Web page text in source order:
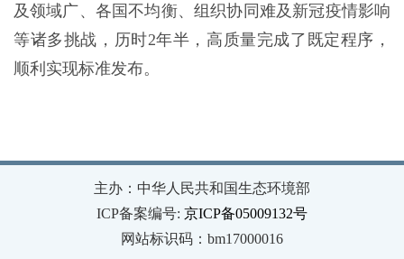
及领域广、各国不均衡、组织协同难及新冠疫情影响
等诸多挑战，历时2年半，高质量完成了既定程序，
顺利实现标准发布。
主办：中华人民共和国生态环境部
ICP备案编号: 京ICP备05009132号
网站标识码：bm17000016